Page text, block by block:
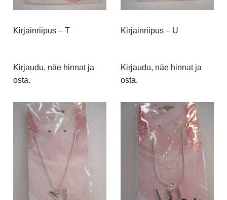
Kirjainriipus – T
Kirjaudu, näe hinnat ja
osta.
Kirjainriipus – U
Kirjaudu, näe hinnat ja
osta.